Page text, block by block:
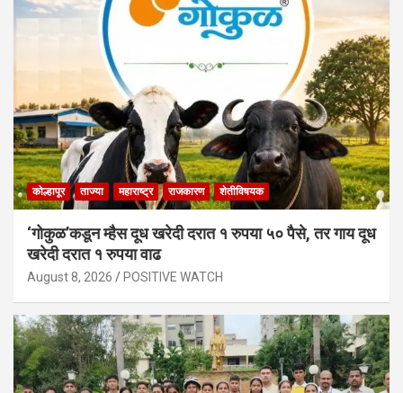
कोल्हापूर ताज्या महाराष्ट्र राजकारण शेतीविषयक
‘गोकुळ’कडून म्हैस दूध खरेदी दरात १ रुपया ५० पैसे, तर गाय दूध
खरेदी दरात १ रुपया वाढ
August 8, 2026 POSITIVE WATCH